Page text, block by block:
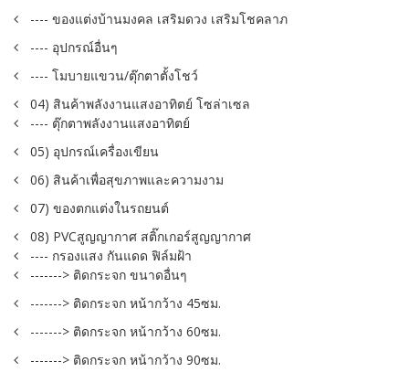
---- ของแต่งบ้านมงคล เสริมดวง เสริมโชคลาภ
---- อุปกรณ์อื่นๆ
---- โมบายแขวน/ตุ๊กตาตั้งโชว์
04) สินค้าพลังงานแสงอาทิตย์ โซล่าเซล
---- ตุ๊กตาพลังงานแสงอาทิตย์
05) อุปกรณ์เครื่องเขียน
06) สินค้าเพื่อสุขภาพและความงาม
07) ของตกแต่งในรถยนต์
08) PVCสูญญากาศ สติ๊กเกอร์สูญญากาศ
---- กรองแสง กันแดด ฟิล์มฝ้า
-------> ติดกระจก ขนาดอื่นๆ
-------> ติดกระจก หน้ากว้าง 45ซม.
-------> ติดกระจก หน้ากว้าง 60ซม.
-------> ติดกระจก หน้ากว้าง 90ซม.